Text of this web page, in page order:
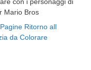
Mario Bros
Pagine Ritorno all
da Colorare